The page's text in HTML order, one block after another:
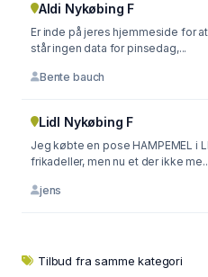
Aldi Nykøbing F
Er inde på jeres hjemmeside for
står ingen data for pinsedag,...
Bente bauch
Lidl Nykøbing F
Jeg købte en pose HAMPEMEL i LIDL. Det gav nogle
frikadeller, men nu et der ikke
jens
Tilbud fra samme kategori